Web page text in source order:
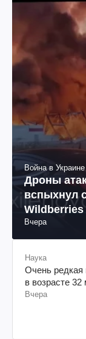
Война в Украине
Дроны
вспыхнул
Вчера
Наука
Очень редкая
в возрасте
Вчера